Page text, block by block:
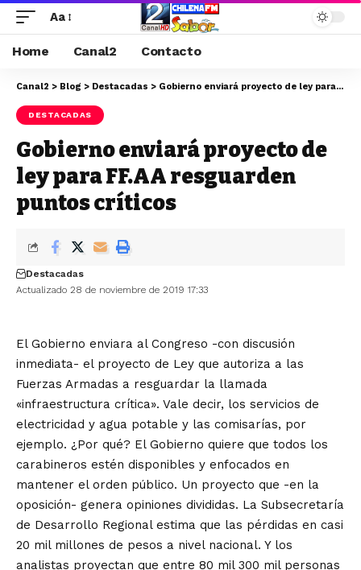
Aa
Home Canal2 Contacto
Canal2 > Blog > Destacadas > Gobierno enviará proyecto de ley para FF.AA resguarden puntos críticos
DESTACADAS
Gobierno enviará proyecto de
ley para FF.AA resguarden
puntos críticos
Actualizado 28 de noviembre de 2019 17:33
Destacadas
El Gobierno enviara al Congreso -con discusión
inmediata- el proyecto de Ley que autoriza a las
Fuerzas Armadas a resguardar la llamada
«infraestructura crítica». Vale decir, los servicios de
electricidad y agua potable y las comisarías, por
ejemplo. ¿Por qué? El Gobierno quiere que todos los
carabineros estén disponibles y enfocados en
mantener el orden público. Un proyecto que -en la
oposición- genera opiniones divididas. La Subsecretaría
de Desarrollo Regional estima que las pérdidas en casi
20 mil millones de pesos a nivel nacional. Y los
analistas proyectan que entre 80 mil 300 mil personas